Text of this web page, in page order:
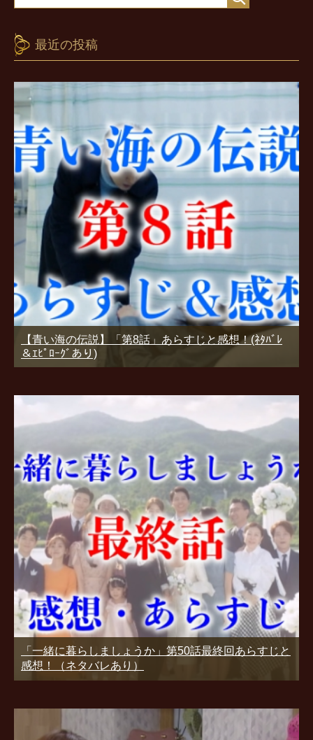
最近の投稿
【青い海の伝説】「第8話」あらすじと感想！(ﾈﾀﾊﾞﾚ
＆ｴﾋﾟﾛｰｸﾞあり)
「一緒に暮らしましょうか」第50話最終回あらすじと
感想！（ネタバレあり）